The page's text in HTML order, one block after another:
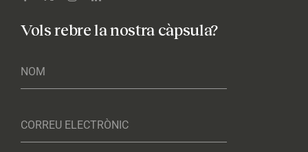
Vols rebre la nostra càpsula?